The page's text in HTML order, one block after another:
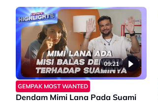
09:21
GEMPAK MOST WANTED
Dendam Mimi Lana Pada Suami